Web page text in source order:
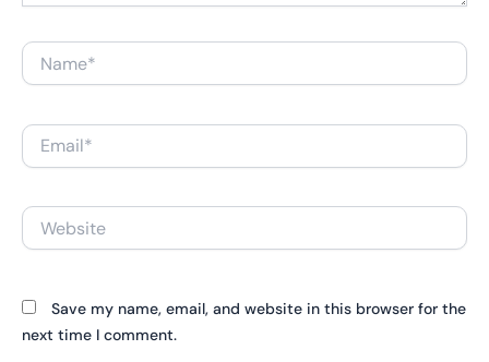
Name*
Email*
Website
Save my name, email, and website in this browser for the
next time I comment.